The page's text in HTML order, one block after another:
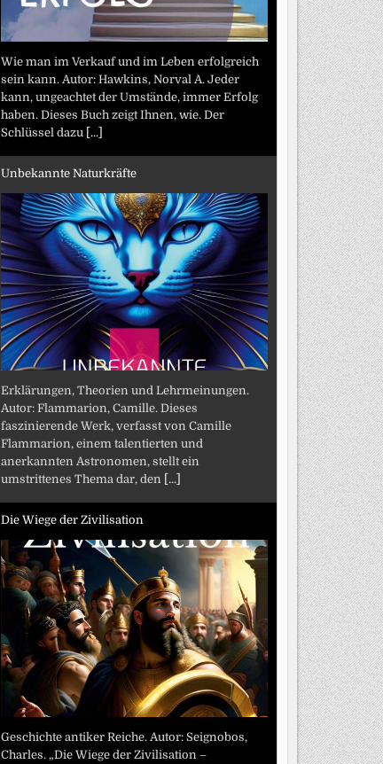
Wie man im Verkauf und im Leben erfolgreich
sein kann. Autor: Hawkins, Norval A. Jeder
kann, ungeachtet der Umstände, immer Erfolg
haben. Dieses Buch zeigt Ihnen, wie. Der
Schlüssel dazu [...]
Unbekannte Naturkräfte
Erklärungen, Theorien und Lehrmeinungen.
Autor: Flammarion, Camille. Dieses
faszinierende Werk, verfasst von Camille
Flammarion, einem talentierten und
anerkannten Astronomen, stellt ein
umstrittenes Thema dar, den [...]
Die Wiege der Zivilisation
Geschichte antiker Reiche. Autor: Seignobos,
Charles. „Die Wiege der Zivilisation –